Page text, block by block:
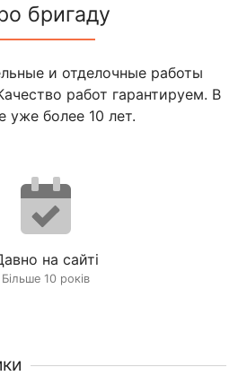
бригаду
и отделочные работы
работ гарантируем. В
уже более 10 лет.
на сайті
Більше 10 років